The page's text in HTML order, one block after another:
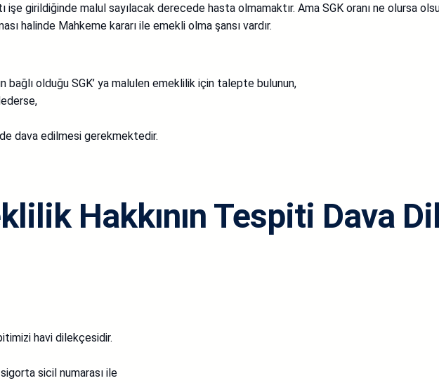
işe girildiğinde malul sayılacak derecede hasta olmamaktır. Ama SGK oranı ne olursa
halinde Mahkeme kararı ile emekli olma şansı vardır.
bağlı olduğu SGK’ ya malulen emeklilik için talepte bulunun,
dava edilmesi gerekmektedir.
Hakkının Tespiti Dava
havi dilekçesidir.
sicil numarası ile